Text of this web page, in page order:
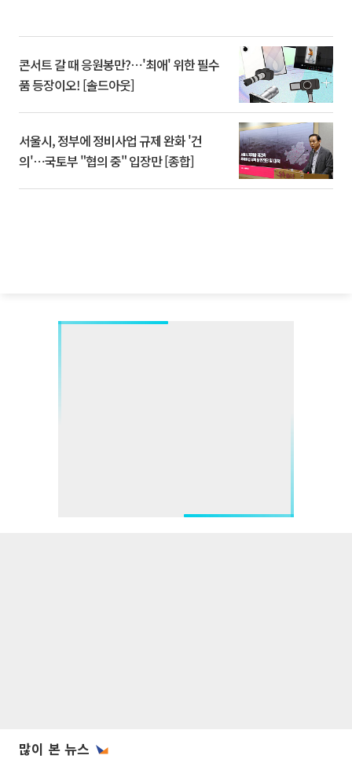
콘서트 갈 때 응원봉만?⋯'최애' 위한 필수
품 등장이오! [솔드아웃]
서울시, 정부에 정비사업 규제 완화 '건
의'⋯국토부 "협의 중" 입장만 [종합]
많이 본 뉴스